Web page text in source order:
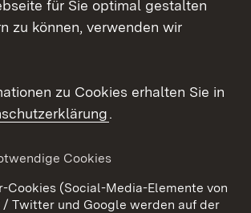
Benutzungshinweise
Cookies
für Sie optimal gestalten
zu können, verwenden wir
zu Cookies erhalten Sie in
.
Cookies
Cookies (Social-Media-Elemente von
/ Twitter und Google werden auf der